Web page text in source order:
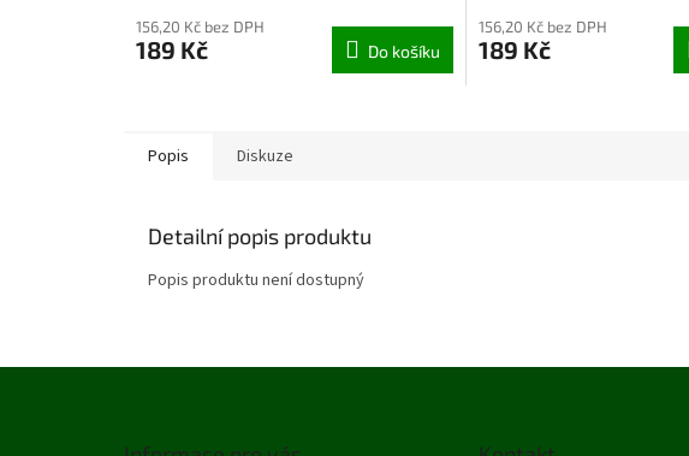
156,20 Kč bez DPH
189 Kč Do košíku
156,20 Kč bez DPH
189 Kč
Popis Diskuze
Detailní popis produktu
Popis produktu není dostupný